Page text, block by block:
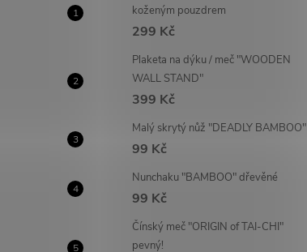
koženým pouzdrem
299 Kč
Plaketa na dýku / meč "WOODEN
WALL STAND"
399 Kč
Malý skrytý nůž "DEADLY BAMBOO"
99 Kč
Nunchaku "BAMBOO" dřevěné
99 Kč
Čínský meč "ORIGIN of TAI-CHI"
pevný!